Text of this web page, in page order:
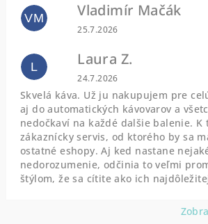
VM Vladimír Mačák
Hodnotenie obchodu je 5
25.7.2026
L Laura Z.
Hodnotenie obchodu je 5
24.7.2026
Skvelá káva. Už ju nakupujem pre
aj do automatických kávovarov a
nedočkaví na každé dalšie balenie. K
zákaznícky servis, od ktorého by sa
ostatné eshopy. Aj ked nastane
nedorozumenie, odčinia to veľmi
štýlom, že sa cítite ako ich